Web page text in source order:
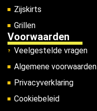
Zijskirts
Grillen
Voorwaarden
Veelgestelde vragen
Algemene voorwaarden
Privacyverklaring
Cookiebeleid